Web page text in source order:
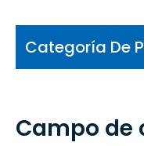
Categoría De
Campo de